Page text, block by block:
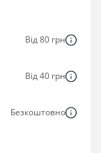
Від 80 грн
Від 40 грн
Безкоштовно